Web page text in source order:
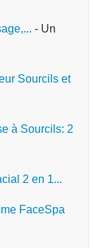
- Un
Sourcils et
à Sourcils: 2
2 en 1...
FaceSpa